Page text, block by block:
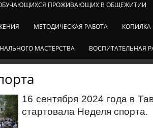
ПРОЖИВАЮЩИХ В ОБЩЕЖИТИИ
МЕТОДИЧЕСКАЯ РАБОТА КОПИЛКА
МАСТЕРСТВА ВОСПИТАТЕЛЬНАЯ
16 сентября 2024 года в
стартовала Неделя спорта.